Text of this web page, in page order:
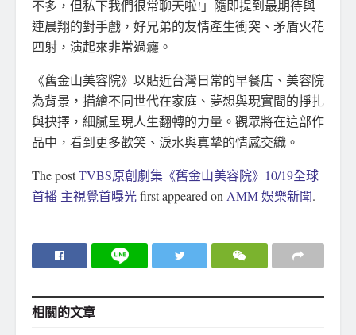
不多，但私下我們很常聊天啦!」隨即提到最期待與
連晨翔的對手戲，好兄弟的友情產生衝突、矛盾火花
四射，演起來非常過癮。
《舊金山美容院》以貼近台灣日常的早餐店、美容院
為背景，描繪不同世代在家庭、夢想與現實間的掙扎
與抉擇，細膩呈現人生翻轉的力量。觀眾將在這部作
品中，看到更多歡笑、淚水與真摯的情感交織。
The postTVBS原創劇集《舊金山美容院》10/19全球
首播 主視覺首曝光first appeared on AMM 娛樂新聞.
相關的文章